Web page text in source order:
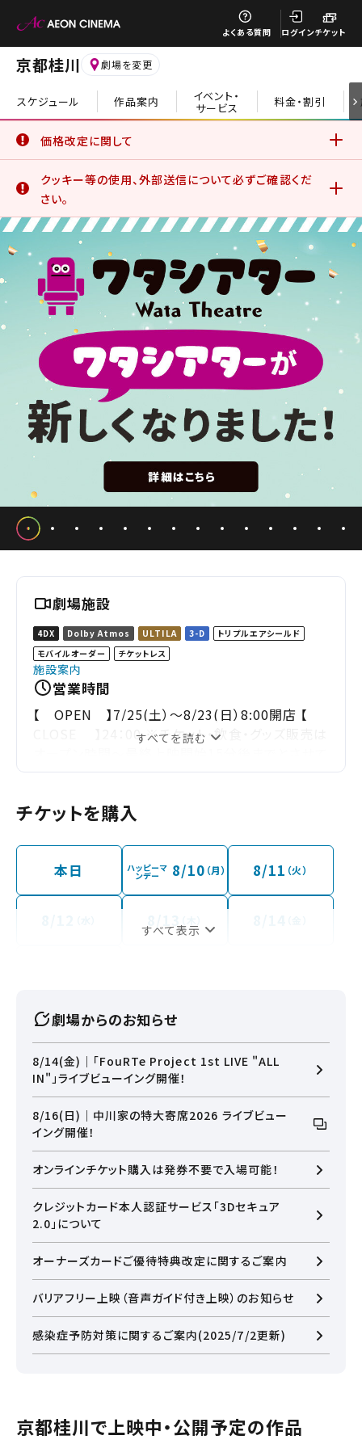
よくある質問 ログインチケット
京都桂川 劇場を変更
スケジュール 作品案内 イベント・
サービス 料金・割引
閉じる
価格改定に関して
格改定を実施いたしました。
詳細はこちら
クッキー等の使用、外部送信について必ずご確認くだ
さい。
イオンシネマ公式アプリをご利用のお客さま
公式アプリでは、サービスの利用状況分析やお客さまの体験
を向上させるためにクッキー等を使用しています。このままご
利用になる場合、クッキー等の使用に同意したことになりま
す。詳しくは、サイトポリシーをご覧ください。
詳細はこちら
劇場施設
4DX Dolby Atmos ULTILA 3-D
トリプルエアシールド
モバイルオーダー
チケットレス
施設案内
営業時間
【 OPEN 】7/25(土）～8/23(日）8:00開店 【
CLOSE 】24：00 ※チケット・飲食・グッズ販売は
いただきます。 ※イオンモール専門店はあさ 10時
南入口 ３Ｆ」以外からは ご入館いただけません
更になる場合がございます。
すべてを読む
チケットを購入
本日 ハッピーマ
ンデー 8/10 （月） 8/11 （火）
すべて表示
劇場からのお知らせ
8/14(金)｜「FouRTe Project 1st LIVE "ALL
IN"」ライブビューイング開催！
8/16(日)｜中川家の特大寄席2026 ライブビュー
イング開催！
オンラインチケット購入は発券不要で入場可能！
クレジットカード本人認証サービス「3Dセキュア
2.0」について
オーナーズカードご優待特典改定に関するご案内
バリアフリー上映（音声ガイド付き上映）のお知らせ
感染症予防対策に関するご案内(2025/7/2更新)
京都桂川で上映中・公開予定の作品
閉じる
閉じる